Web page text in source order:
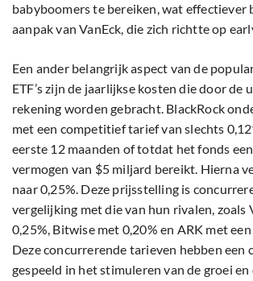
babyboomers te bereiken, wat effectiever
aanpak van VanEck, die zich richtte op
Een ander belangrijk aspect van de
ETF’s zijn de jaarlijkse kosten die door de
rekening worden gebracht. BlackRock
met een competitief tarief van slechts
eerste 12 maanden of totdat het fonds
vermogen van $5 miljard bereikt. Hierna
naar 0,25%. Deze prijsstelling is
vergelijking met die van hun rivalen, zoals
0,25%, Bitwise met 0,20% en ARK met
Deze concurrerende tarieven hebben een
gespeeld in het stimuleren van de groei